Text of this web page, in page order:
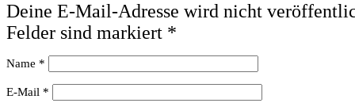
Deine E-Mail-Adresse wird nicht
Felder sind markiert *
Name *
E-Mail *